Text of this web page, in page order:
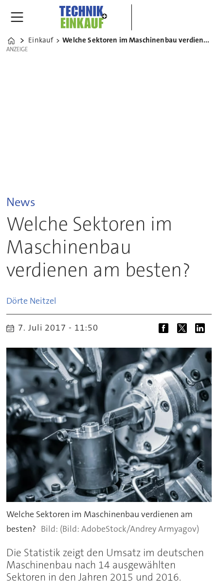
Home
Einkauf Welche Sektoren im Maschinenbau verdienen am besten?
ANZEIGE
ANZEIGE
News
Welche Sektoren im
Maschinenbau
verdienen am besten?
Dörte Neitzel
7. Juli 2017 - 11:50
Welche Sektoren im Maschinenbau verdienen am
besten?
(Bild: AdobeStock/Andrey Armyagov)
Die Statistik zeigt den Umsatz im deutschen
Maschinenbau nach 14 ausgewählten
Sektoren in den Jahren 2015 und 2016.